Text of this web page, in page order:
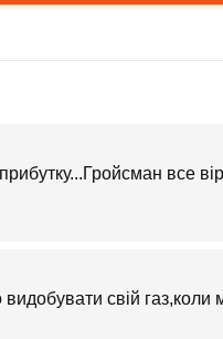
все
свій